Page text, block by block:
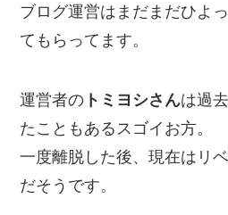
ブログ運営はまだまだひよ
てもらってます。
運営者の トミヨシさんは過
たこともあるスゴイお方。
一度離脱した後、現在はリ
だそうです。